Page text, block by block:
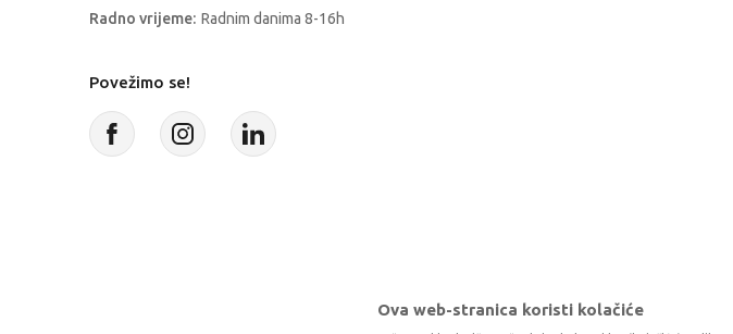
Radno vrijeme: Radnim danima 8-16h
Povežimo se!
Ova web-stranica koristi kolačiće